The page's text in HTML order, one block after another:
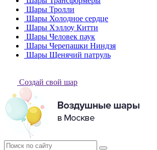
Шары Тролли
Шары Холодное сердце
Шары Хэллоу Китти
Шары Человек паук
Шары Черепашки Ниндзя
Шары Щенячий патруль
Создай свой шар